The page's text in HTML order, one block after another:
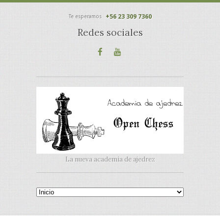
Te esperamos +56 23 309 7360
Redes sociales
La nueva academia de ajedrez